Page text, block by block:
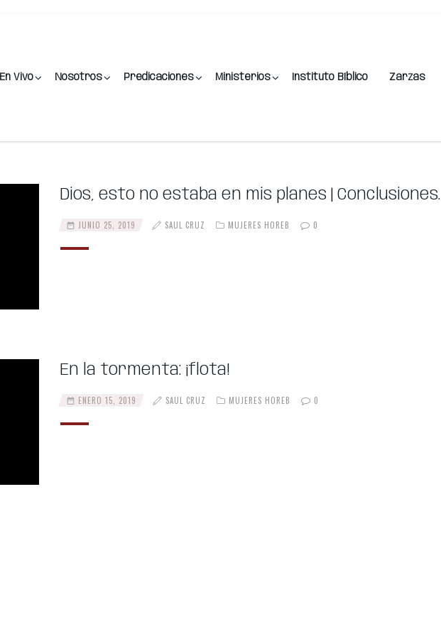
En Vivo Nosotros Predicaciones Ministerios Instituto Bíblico Zarzas
Dios, esto no estaba en mis planes | Conclusiones.
JUNIO 25, 2019 SAUL CRUZ MUJERES HOREB 0
En la tormenta: ¡flota!
ENERO 15, 2019 SAUL CRUZ MUJERES HOREB 0